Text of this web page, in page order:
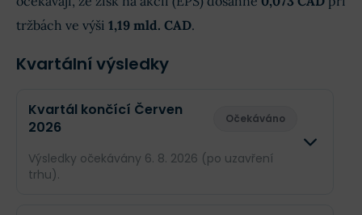
tržbách ve výši 1,19 mld. CAD.
Kvartální výsledky
Kvartál končící Červen
2026
Očekáváno
Výsledky očekávány 6. 8. 2026 (po uzavření
trhu).